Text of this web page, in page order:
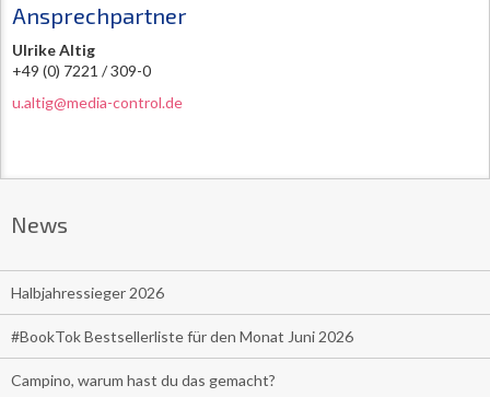
Ansprechpartner
Ulrike Altig
+49 (0) 7221 / 309-0
u.altig@media-control.de
News
Halbjahressieger 2026
#BookTok Bestsellerliste für den Monat Juni 2026
Campino, warum hast du das gemacht?